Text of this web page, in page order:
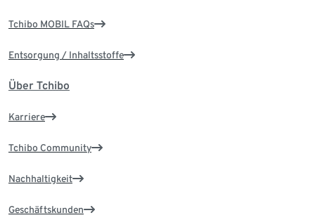
Tchibo MOBIL FAQs
Entsorgung / Inhaltsstoffe
Über Tchibo
Karriere
Tchibo Community
Nachhaltigkeit
Geschäftskunden